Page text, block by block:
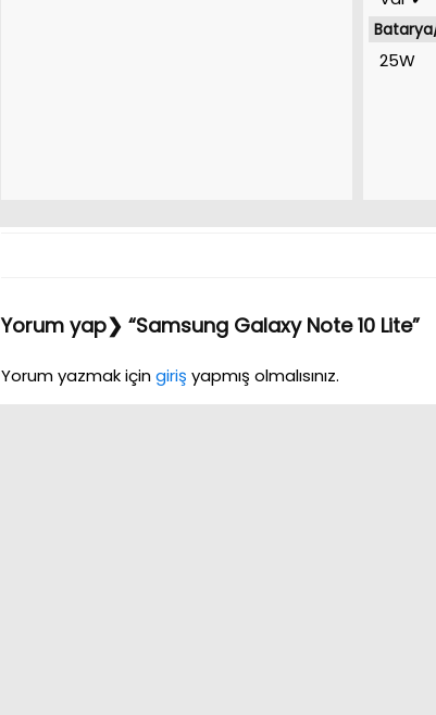
25W
Yorum yap❯ “Samsung Galaxy Note 10 Lite”
Yorum yazmak içingiriş yapmış olmalısınız.